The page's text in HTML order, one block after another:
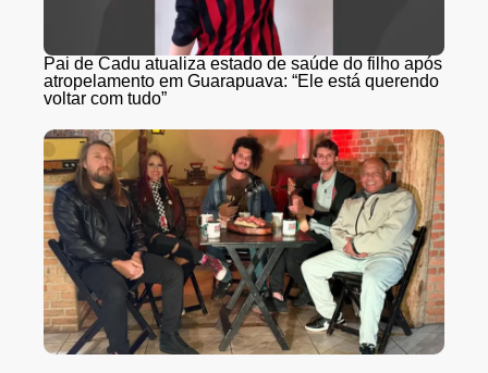
Pai de Cadu atualiza estado de saúde do filho após
atropelamento em Guarapuava: “Ele está querendo
voltar com tudo”